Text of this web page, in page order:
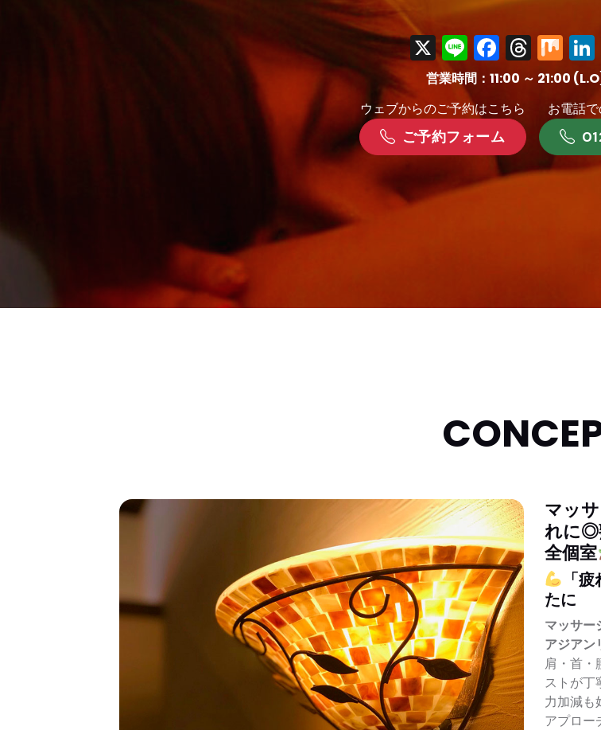
X Line Mix
営業時間：11:00 ～ 21:00
ウェブからのご予約はこちら
ご予約フォーム
お電話
マッ
れに◎
全個室
「
たに
マッサー
アジアン
肩・首・
ストが丁
力加減も
アプロー